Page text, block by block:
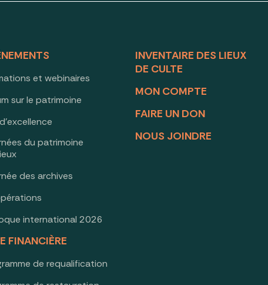
et webinaires
sur le patrimoine
du patrimoine
des archives
international 2026
FINANCIÈRE
de requalification
INVENTAIRE DES LIEUX
DE CULTE
MON COMPTE
FAIRE UN DON
NOUS JOINDRE